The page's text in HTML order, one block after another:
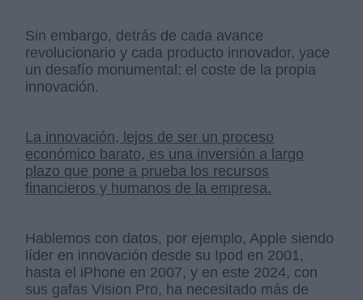
Sin embargo, detrás de cada avance
revolucionario y cada producto innovador, yace
un desafío monumental: el coste de la propia
innovación.
La innovación, lejos de ser un proceso
económico barato, es una inversión a largo
plazo que pone a prueba los recursos
financieros y humanos de la empresa.
Hablemos con datos, por ejemplo, Apple siendo
líder en innovación desde su Ipod en 2001,
hasta el iPhone en 2007, y en este 2024, con
sus gafas Vision Pro, ha necesitado más de